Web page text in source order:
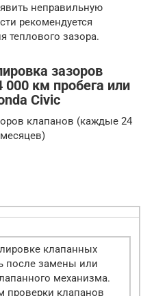
неправильную
рекомендуется
теплового зазора.
зазоров
км пробега или
Civic
клапанов (каждые 24
клапанных
после замены или
механизма.
проверки клапанов